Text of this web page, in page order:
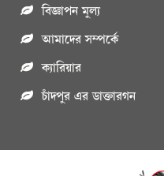
বিজ্ঞাপন মুল্য
আমাদের সম্পর্কে
ক্যারিয়ার
চাঁদপুর এর ডাক্তারগন